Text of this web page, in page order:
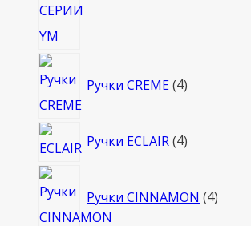
Ручки CREME 4товара
Ручки ECLAIR 44
Ручки CINNAMON 4товара